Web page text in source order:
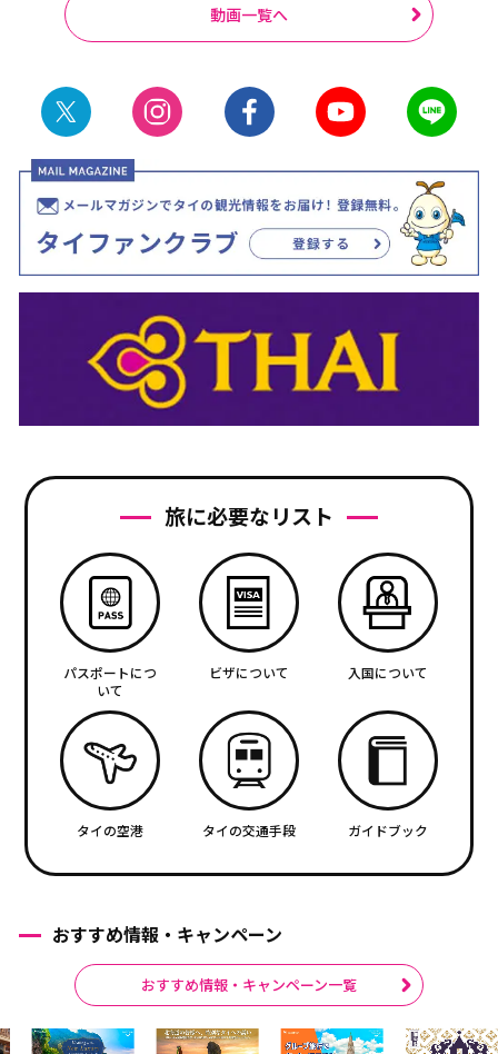
動画一覧へ
旅に必要なリスト
パスポートにつ
いて
ビザについて 入国について
タイの空港 タイの交通手段 ガイドブック
おすすめ情報・キャンペーン
おすすめ情報・キャンペーン一覧